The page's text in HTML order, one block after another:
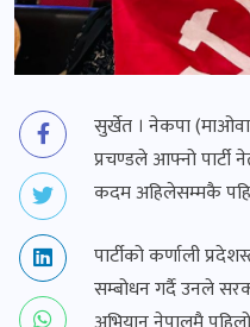
सुर्खेत । नेकपा
प्रचण्डले आफ्नो पार्टी
कदम अहिलेसम्मकै
पार्टीको कर्णाली
सम्बोधन गर्दै उनले